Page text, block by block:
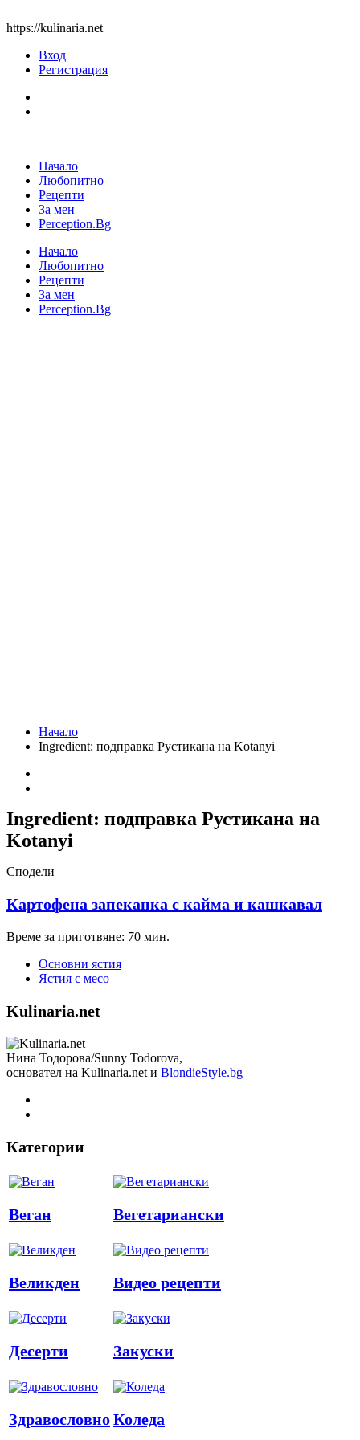
https://kulinaria.net
Вход
Регистрация
Начало
Любопитно
Рецепти
За мен
Perception.Bg
Начало
Любопитно
Рецепти
За мен
Perception.Bg
Начало
Ingredient: подправка Рустикана на Kotanyi
Ingredient: подправка Рустикана на
Kotanyi
Сподели
Картофена запеканка с кайма и кашкавал
Време за приготвяне: 70 мин.
Основни ястия
Ястия с месо
Kulinaria.net
Нина Тодорова/Sunny Todorova,
основател на Kulinaria.net и BlondieStyle.bg
Категории
Веган Вегетариански
Великден Видео рецепти
Десерти Закуски
ЗдравословноКоледа